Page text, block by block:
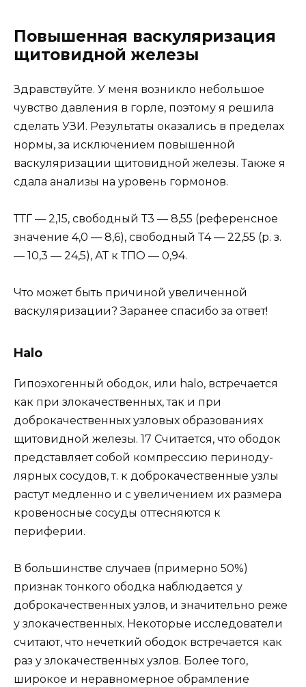
Повышенная васкуляризация
щитовидной железы
Здравствуйте. У меня возникло небольшое
чувство давления в горле, поэтому я решила
сделать УЗИ. Результаты оказались в пределах
нормы, за исключением повышенной
васкуляризации щитовидной железы. Также я
сдала анализы на уровень гормонов.
ТТГ — 2,15, свободный Т3 — 8,55 (референсное
значение 4,0 — 8,6), свободный Т4 — 22,55 (р. з.
— 10,3 — 24,5), АТ к ТПО — 0,94.
Что может быть причиной увеличенной
васкуляризации? Заранее спасибо за ответ!
Halo
Гипоэхогенный ободок, или halo, встречается
как при злокачественных, так и при
доброкачественных узловых образованиях
щитовидной железы. 17 Считается, что ободок
представляет собой компрессию периноду-
лярных сосудов, т. к доброкачественные узлы
растут медленно и с увеличением их размера
кровеносные сосуды оттесняются к
периферии.
В большинстве случаев (примерно 50%)
признак тонкого ободка наблюдается у
доброкачественных узлов, и значительно реже
у злокачественных. Некоторые исследователи
считают, что нечеткий ободок встречается как
раз у злокачественных узлов. Более того,
широкое и неравномерное обрамление